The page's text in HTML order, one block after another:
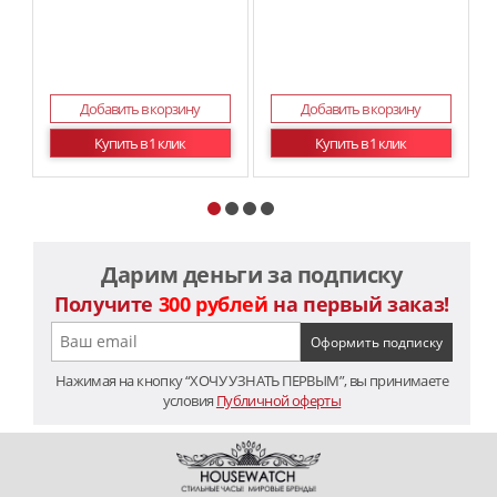
Добавить в корзину
Купить в 1 клик
Добавить в корзину
Купить в 1 клик
Дарим деньги за подписку
Получите 300 рублей на первый заказ!
Нажимая на кнопку “ХОЧУ УЗНАТЬ ПЕРВЫМ”, вы принимаете
условия Публичной оферты